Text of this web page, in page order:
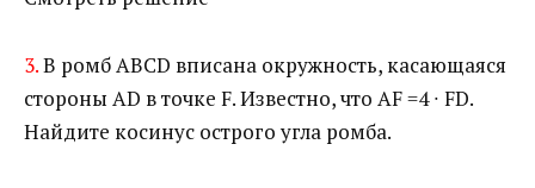
3.В ромб ABCD вписана окружность, касающаяся
стороны AD в точке F. Известно, что AF =4 ∙ FD.
Найдите косинус острого угла ромба.